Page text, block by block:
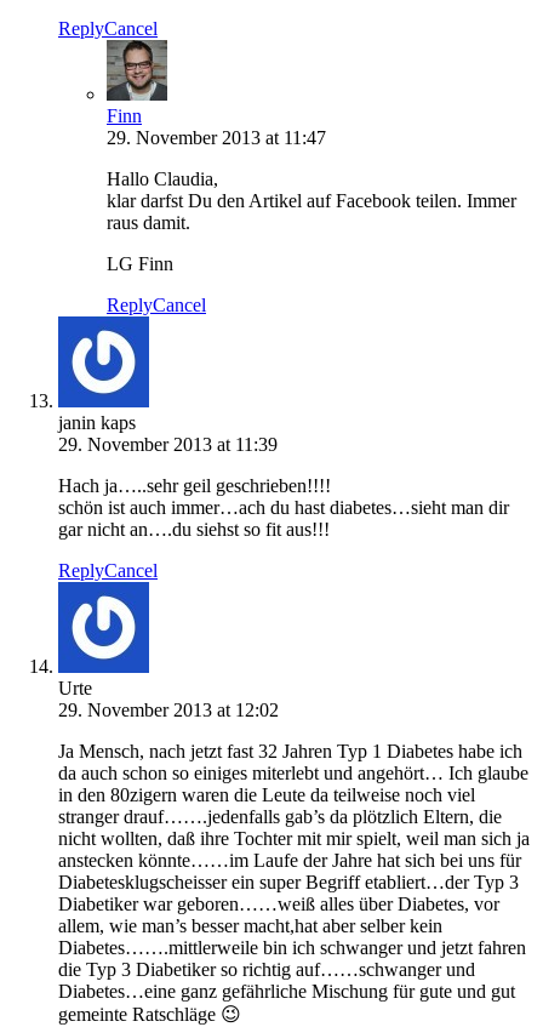
ReplyCancel
Finn
29. November 2013 at 11:47
Hallo Claudia,
klar darfst Du den Artikel auf Facebook teilen. Immer
raus damit.
LG Finn
ReplyCancel
janin kaps
29. November 2013 at 11:39
Hach ja…..sehr geil geschrieben!!!!
schön ist auch immer…ach du hast diabetes…sieht man dir
gar nicht an….du siehst so fit aus!!!
ReplyCancel
Urte
29. November 2013 at 12:02
Ja Mensch, nach jetzt fast 32 Jahren Typ 1 Diabetes habe ich
da auch schon so einiges miterlebt und angehört… Ich glaube
in den 80zigern waren die Leute da teilweise noch viel
stranger drauf…….jedenfalls gab’s da plötzlich Eltern, die
nicht wollten, daß ihre Tochter mit mir spielt, weil man sich ja
anstecken könnte……im Laufe der Jahre hat sich bei uns für
Diabetesklugscheisser ein super Begriff etabliert…der Typ 3
Diabetiker war geboren……weiß alles über Diabetes, vor
allem, wie man’s besser macht,hat aber selber kein
Diabetes…….mittlerweile bin ich schwanger und jetzt fahren
die Typ 3 Diabetiker so richtig auf……schwanger und
Diabetes…eine ganz gefährliche Mischung für gute und gut
gemeinte Ratschläge 😉